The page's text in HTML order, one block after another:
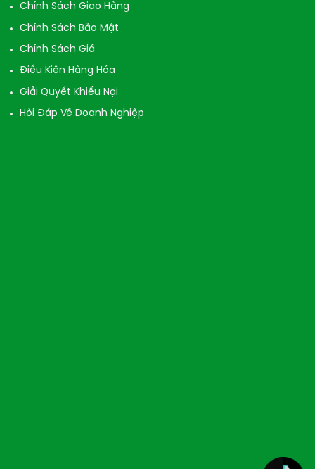
Chính Sách Giao Hàng
Chính Sách Bảo Mật
Chính Sách Giá
Điều Kiện Hàng Hóa
Giải Quyết Khiếu Nại
Hỏi Đáp Về Doanh Nghiệp